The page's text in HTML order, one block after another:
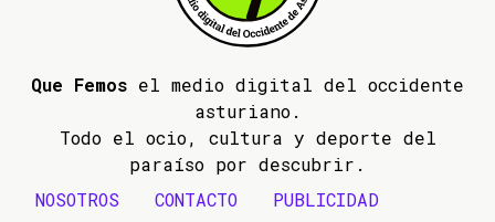
Que Femos el medio digital del occidente
asturiano.
Todo el ocio, cultura y deporte del
paraíso por descubrir.
NOSOTROS
CONTACTO PUBLICIDAD